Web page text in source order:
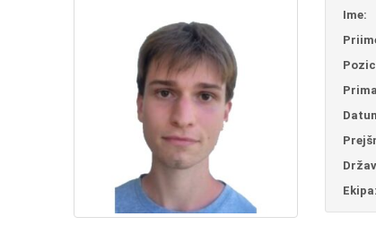
Ime:
Ekipa: